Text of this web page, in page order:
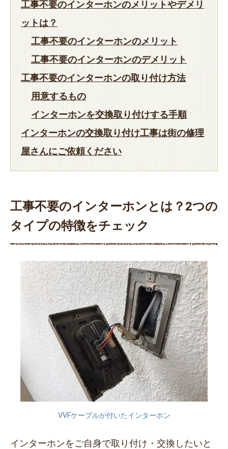
工事不要のインターホンのメリットやデメリ
ットは？
工事不要のインターホンのメリット
工事不要のインターホンのデメリット
工事不要のインターホンの取り付け方法
用意するもの
インターホンを交換取り付けする手順
インターホンの交換取り付け工事は街の修理
屋さんにご依頼ください
工事不要のインターホンとは？2つの
タイプの特徴をチェック
VVFケーブルが付いたインターホン
インターホンをご自身で取り付け・交換したいと